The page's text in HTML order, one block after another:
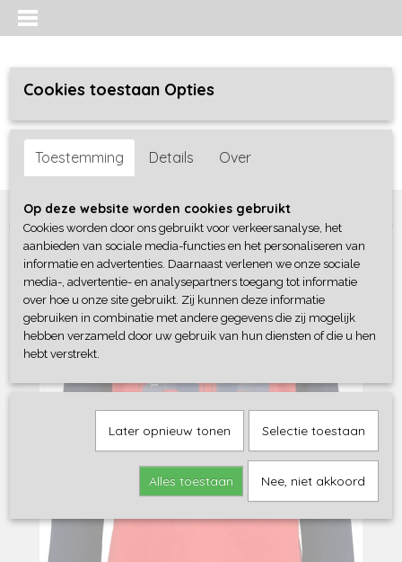
Inloggen Registreren
Home >Jongens>Shirts / Polo's / Overhemd>Blue Seven
Cookies toestaan Opties
Toestemming Details Over
Op deze website worden cookies gebruikt
Cookies worden door ons gebruikt voor verkeersanalyse, het
aanbieden van sociale media-functies en het personaliseren van
informatie en advertenties. Daarnaast verlenen we onze sociale
media-, advertentie- en analysepartners toegang tot informatie
over hoe u onze site gebruikt. Zij kunnen deze informatie
gebruiken in combinatie met andere gegevens die zij mogelijk
hebben verzameld door uw gebruik van hun diensten of die u hen
hebt verstrekt.
Later opnieuw tonen Selectie toestaan
Alles toestaan Nee, niet akkoord